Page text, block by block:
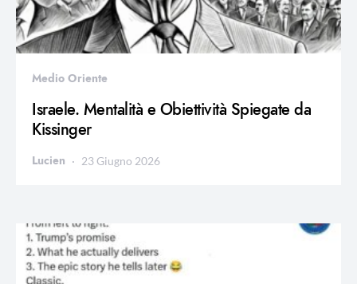
Medio Oriente
Israele. Mentalità e Obiettività Spiegate da
Kissinger
Lucien 23 Giugno 2026